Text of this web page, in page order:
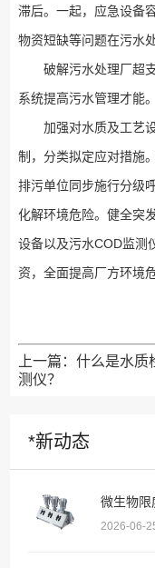
滞后。一起，应急设备
物资短缺等问题在污水
破解污水处理厂超支
系统提高污水管理才能。
加强对水质及工艺设
制，分类拟定应对措施
排污单位同步施行分级
化解环境危险。健全突
设备以及污水COD监测
资，全面提高厂方环境
上一篇： 什么是水质
测仪？
*新动态
微生物限
2026-06-